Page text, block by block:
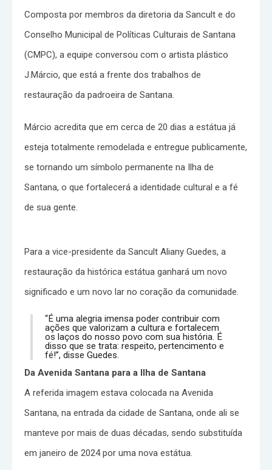
Composta por membros da diretoria da Sancult e do
Conselho Municipal de Políticas Culturais de Santana
(CMPC), a equipe conversou com o artista plástico
J.Márcio, que está a frente dos trabalhos de
restauração da padroeira de Santana.
Márcio acredita que em cerca de 20 dias a estátua já
esteja totalmente remodelada e entregue publicamente,
se tornando um símbolo permanente na Ilha de
Santana, o que fortalecerá a identidade cultural e a fé
de sua gente.
Para a vice-presidente da Sancult Aliany Guedes, a
restauração da histórica estátua ganhará um novo
significado e um novo lar no coração da comunidade.
“É uma alegria imensa poder contribuir com
ações que valorizam a cultura e fortalecem
os laços do nosso povo com sua história. É
disso que se trata: respeito, pertencimento e
fé!”, disse Guedes.
Da Avenida Santana para a Ilha de Santana
A referida imagem estava colocada na Avenida
Santana, na entrada da cidade de Santana, onde ali se
manteve por mais de duas décadas, sendo substituída
em janeiro de 2024 por uma nova estátua.